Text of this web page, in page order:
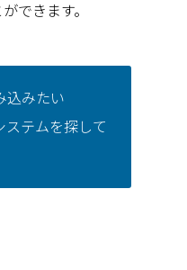
できます。
込みたい
ステムを探して